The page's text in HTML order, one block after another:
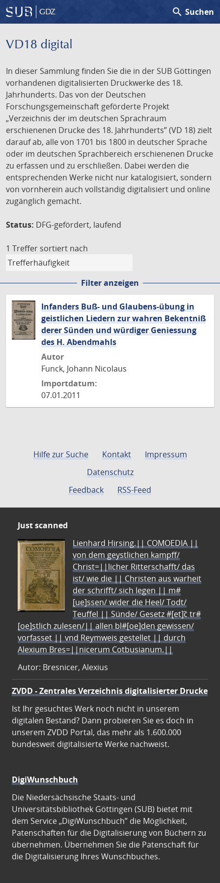
GDZ search Suchen
VD18 digital
In dieser Sammlung finden Sie die in der SUB Göttingen
vorhandenen digitalisierten Druckwerke des 18.
Jahrhunderts. Das von der Deutschen
Forschungsgemeinschaft geförderte Projekt
„Verzeichnis der im deutschen Sprachraum
erschienenen Drucke des 18. Jahrhunderts” (VD 18) zielt
darauf ab, alle von 1701 bis 1800 in deutscher Sprache
oder im deutschen Sprachbereich erschienenen Drucke
zu erfassen und zu erschließen. Dabei werden die
entsprechenden Werke nicht nur katalogisiert, sondern
von vornherein auch vollständig digitalisiert und online
zugänglich gemacht.
Status: DFG-gefördert, laufend
1 Treffer sortiert nach
Filter anzeigen
Infanders Buß- und Glaubens-übung in
geistlichen Liedern zur wahren Bekentniß
derer Sünden und würdiger Geniessung
des H. Abendmahls
Autor
Funck, Johann Nicolaus
Importdatum:
07.01.2011
Hilfe zur Suche Kontakt
Impressum
Datenschutz
Feedback
RSS-Feed
Just scanned
Lienhard Hirsing.|| COMOEDIA ||
von dem geystlichen kampff/
Christ=||licher Ritterschafft/ das
ist/ wie die || Christen aus warheit
der schrifft/ sich legen || m#
[ue]ssen/ wider die Heel/ Todt/
Teuffel || Sünde/ Gesetz #[et]c̃ tr#
[oe]stlich zulesen/|| allen bl#[oe]den gewissen/
vorfasset || vnd Reymweis gestellet || durch
Alexium Bres=||nicerum Cotbusianum.||
Autor: Bresnicer, Alexius
ZVDD - Zentrales Verzeichnis digitalisierter Drucke
Ist Ihr gesuchtes Werk noch nicht in unserem
digitalen Bestand? Dann probieren Sie es doch in
unserem ZVDD Portal, das mehr als 1.600.000
bundesweit digitalisierte Werke nachweist.
DigiWunschbuch
Die Niedersächsische Staats- und
Universitätsbibliothek Göttingen (SUB) bietet mit
dem Service „DigiWunschbuch” die Möglichkeit,
Patenschaften für die Digitalisierung von Büchern zu
übernehmen. Übernehmen Sie die Patenschaft für
die Digitalisierung Ihres Wunschbuches.